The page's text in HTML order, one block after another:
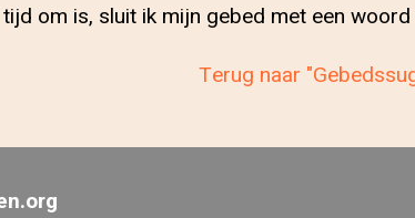
om is, sluit ik mijn gebed met een
Terug naar